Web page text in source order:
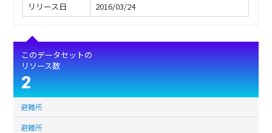
リリース日 2016/03/24
このデータセットの
リソース数
2
避難所
避難所